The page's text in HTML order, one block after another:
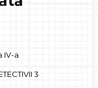
IV-a
3